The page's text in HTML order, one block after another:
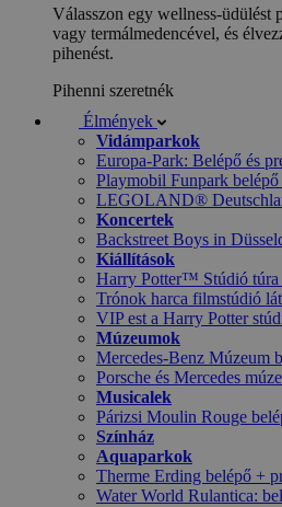
Válasszon egy wellness-üdülést
vagy termálmedencével, és
pihenést.
Pihenni szeretnék
Élmények
Vidámparkok
Europa-Park: Belépő és
Playmobil Funpark belépő
LEGOLAND®
Koncertek
Backstreet Boys in
Kiállítások
Harry Potter™ Stúdió túra
Trónok harca filmstúdió
VIP est a Harry Potter
Múzeumok
Mercedes-Benz Múzeum
Porsche és Mercedes
Musicalek
Párizsi Moulin Rouge
Színház
Aquaparkok
Therme Erding belépő +
Water World Rulantica: